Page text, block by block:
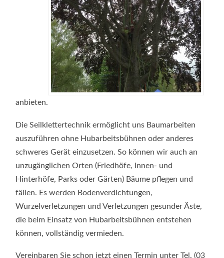
anbieten.
Die Seilklettertechnik ermöglicht uns Baumarbeiten
auszuführen ohne Hubarbeitsbühnen oder anderes
schweres Gerät einzusetzen. So können wir auch an
unzugänglichen Orten (Friedhöfe, Innen- und
Hinterhöfe, Parks oder Gärten) Bäume pflegen und
fällen. Es werden Bodenverdichtungen,
Wurzelverletzungen und Verletzungen gesunder Äste,
die beim Einsatz von Hubarbeitsbühnen entstehen
können, vollständig vermieden.
Vereinbaren Sie schon jetzt einen Termin unter Tel. (03